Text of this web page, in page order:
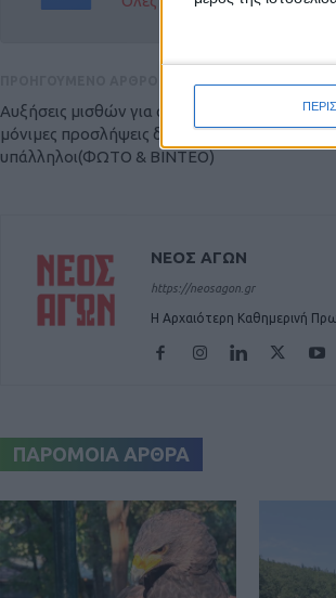
Αυξήσεις μισθών για αξιοπρεπή διαβίωση
μόνιμες προσλήψεις διεκδικούν οι δημόσιοι
υπάλληλοι(ΦΩΤΟ & ΒΙΝΤΕΟ)
ΝΕΟΣ ΑΓΩΝ
https://neosagon.gr
Η Αρχαιότερη Καθημερινή
ΠΑΡΟΜΟΙΑ ΑΡΘΡΑ